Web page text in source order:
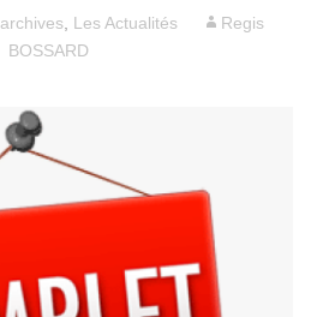
archives Les Actualités
Regis
BOSSARD